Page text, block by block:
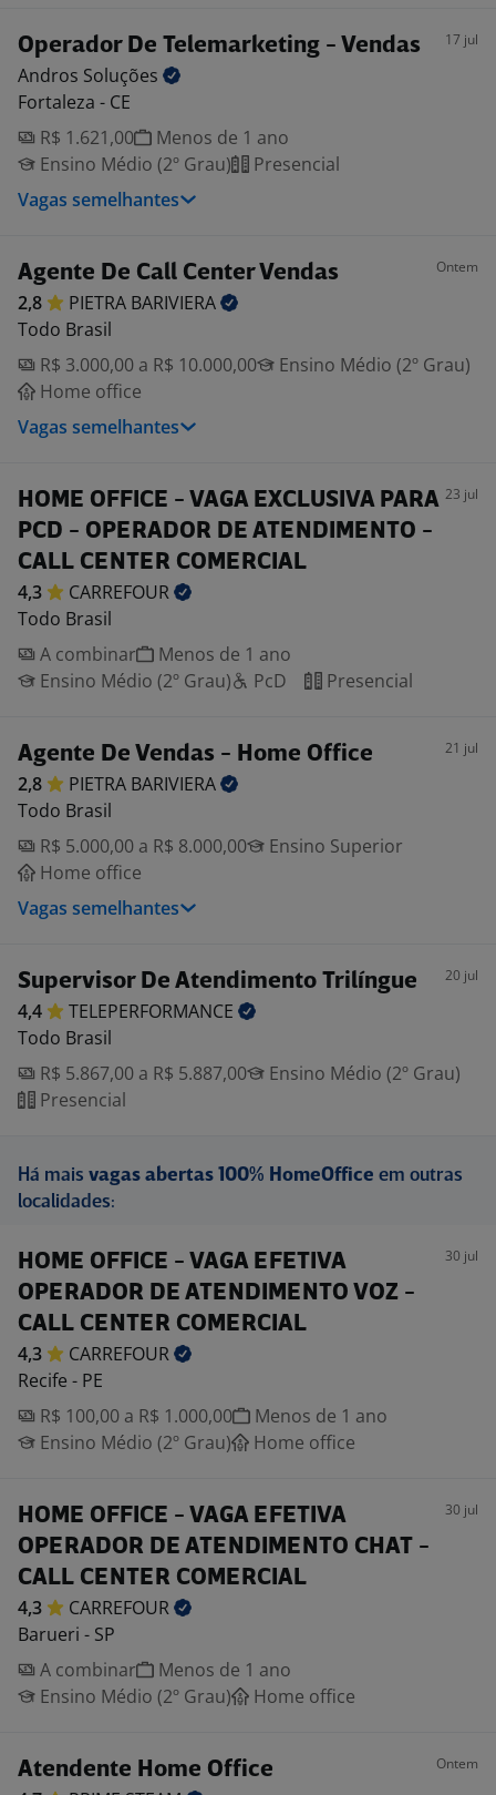
Operador De Telemarketing - Vendas 17 jul
Andros Soluções
Fortaleza - CE
R$ 1.621,00
Menos de 1 ano
Ensino Médio (2º Grau)
Presencial
Vagas semelhantes
Agente De Call Center Vendas Ontem
2,8 PIETRA BARIVIERA
Todo Brasil
R$ 3.000,00 a R$ 10.000,00
Ensino Médio (2º Grau)
Home office
Vagas semelhantes
HOME OFFICE - VAGA EXCLUSIVA PARA
PCD - OPERADOR DE ATENDIMENTO -
CALL CENTER COMERCIAL
23 jul
4,3
CARREFOUR
Todo Brasil
A combinar
Menos de 1 ano
Ensino Médio (2º Grau)
PcD Presencial
Agente De Vendas - Home Office 21 jul
2,8 PIETRA BARIVIERA
Todo Brasil
R$ 5.000,00 a R$ 8.000,00
Ensino Superior
Home office
Vagas semelhantes
Supervisor De Atendimento Trilíngue 20 jul
4,4
TELEPERFORMANCE
Todo Brasil
R$ 5.867,00 a R$ 5.887,00
Ensino Médio (2º Grau)
Presencial
Há mais vagas abertas 100% HomeOffice em outras
localidades:
HOME OFFICE - VAGA EFETIVA
OPERADOR DE ATENDIMENTO VOZ -
CALL CENTER COMERCIAL
30 jul
4,3
CARREFOUR
Recife - PE
R$ 100,00 a R$ 1.000,00
Menos de 1 ano
Ensino Médio (2º Grau)
Home office
HOME OFFICE - VAGA EFETIVA
OPERADOR DE ATENDIMENTO CHAT -
CALL CENTER COMERCIAL
30 jul
4,3
CARREFOUR
Barueri - SP
A combinar
Menos de 1 ano
Ensino Médio (2º Grau)
Home office
Atendente Home Office Ontem